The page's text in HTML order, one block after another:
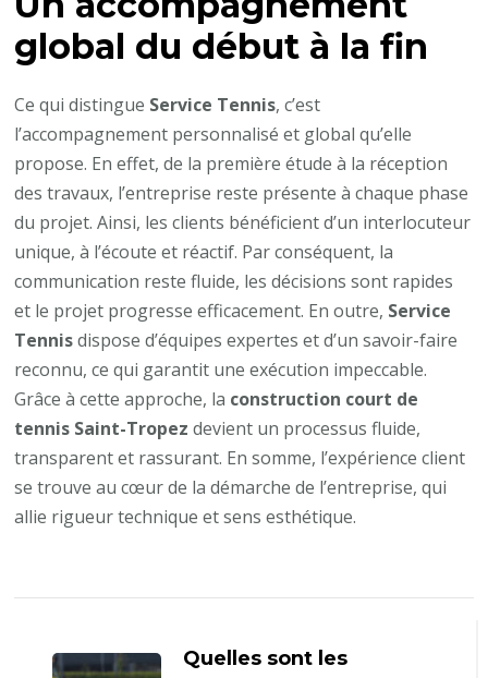
global du début à la fin
Ce qui distingue Service Tennis, c’est
l’accompagnement personnalisé et global qu’elle
propose. En effet, de la première étude à la réception
des travaux, l’entreprise reste présente à chaque phase
du projet. Ainsi, les clients bénéficient d’un interlocuteur
unique, à l’écoute et réactif. Par conséquent, la
communication reste fluide, les décisions sont rapides
et le projet progresse efficacement. En outre, Service
Tennisdispose d’équipes expertes et d’un savoir-faire
reconnu, ce qui garantit une exécution impeccable.
Grâce à cette approche, la construction court de
tennis Saint-Tropez devient un processus fluide,
transparent et rassurant. En somme, l’expérience client
se trouve au cœur de la démarche de l’entreprise, qui
allie rigueur technique et sens esthétique.
d'article
Quelles sont les